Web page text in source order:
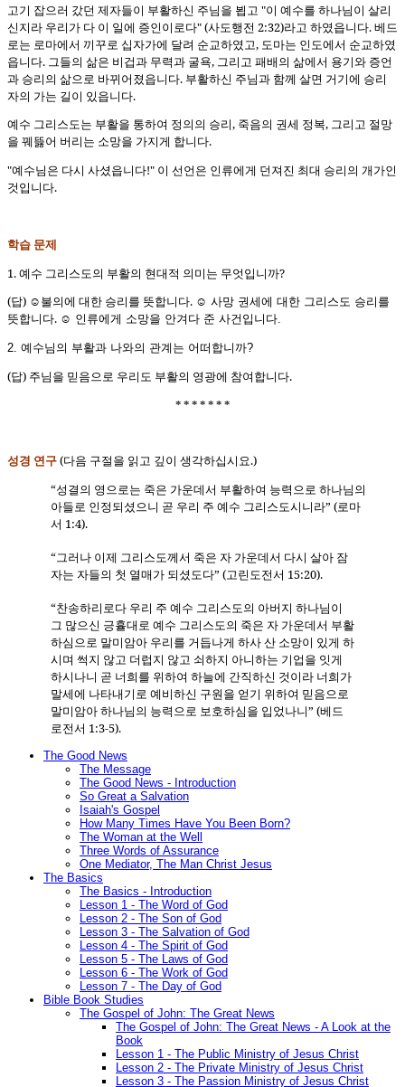
고기 잡으러 갔던 제자들이 부활하신 주님을 뵙고 "이 예수를 하나님이 살리
신지라 우리가 다 이 일에 증인이로다" (사도행전 2:32)라고 하였읍니다. 베드
로는 로마에서 끼꾸로 십자가에 달려 순교하였고, 도마는 인도에서 순교하였
읍니다. 그들의 삶은 비겁과 무력과 굴욕, 그리고 패배의 삶에서 용기와 증언
과 승리의 삶으로 바뀌어졌읍니다. 부활하신 주님과 함께 살면 거기에 승리
자의 가는 길이 있읍니다.
예수 그리스도는 부활을 통하여 정의의 승리, 죽음의 권세 정복, 그리고 절망
을 꿰뜷어 버리는 소망을 가지게 합니다.
"예수님은 다시 사셨읍니다!" 이 선언은 인류에게 던져진 최대 승리의 개가인
것입니다.
학습 문제
1. 예수 그리스도의 부활의 현대적 의미는 무엇입니까?
(답) ☺ 불의에 대한 승리를 뜻합니다. ☺ 사망 권세에 대한 그리스도 승리를
뜻합니다. ☺ 인류에게 소망을 안겨다 준 사건입니다.
2. 예수님의 부활과 나와의 관계는 어떠합니까?
(답) 주님을 믿음으로 우리도 부활의 영광에 참여합니다.
* * * * * * *
성경 연구(다음 구절을 읽고 깊이 생각하십시요.)
“성결의 영으로는 죽은 가운데서 부활하여 능력으로 하나님의
아들로 인정되셨으니 곧 우리 주 예수 그리스도시니라” (로마
서 1:4).
“그러나 이제 그리스도께서 죽은 자 가운데서 다시 살아 잠
자는 자들의 첫 열매가 되셨도다” (고린도전서 15:20).
“찬송하리로다 우리 주 예수 그리스도의 아버지 하나님이
그 많으신 긍휼대로 예수 그리스도의 죽은 자 가운데서 부활
하심으로 말미암아 우리를 거듭나게 하사 산 소망이 있게 하
시며 썩지 않고 더럽지 않고 쇠하지 아니하는 기업을 잇게
하시나니 곧 너희를 위하여 하늘에 간직하신 것이라 너희가
말세에 나타내기로 예비하신 구원을 얻기 위하여 믿음으로
말미암아 하나님의 능력으로 보호하심을 입었나니” (베드
로전서 1:3-5).
The Good News
The Message
The Good News - Introduction
So Great a Salvation
Isaiah's Gospel
How Many Times Have You Been Born?
The Woman at the Well
Three Words of Assurance
One Mediator, The Man Christ Jesus
The Basics
The Basics - Introduction
Lesson 1 - The Word of God
Lesson 2 - The Son of God
Lesson 3 - The Salvation of God
Lesson 4 - The Spirit of God
Lesson 5 - The Laws of God
Lesson 6 - The Work of God
Lesson 7 - The Day of God
Bible Book Studies
The Gospel of John: The Great News
The Gospel of John: The Great News - A Look at the
Book
Lesson 1 - The Public Ministry of Jesus Christ
Lesson 2 - The Private Ministry of Jesus Christ
Lesson 3 - The Passion Ministry of Jesus Christ